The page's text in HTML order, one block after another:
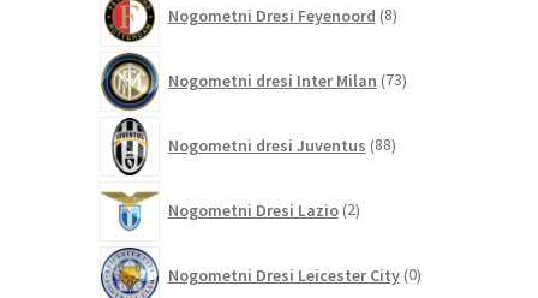
Nogometni Dresi Feyenoord 8izdelkov
Nogometni dresi Inter Milan 73izdelkov
Nogometni dresi Juventus 88izdelkov
Nogometni Dresi Lazio 2izdelka
Nogometni Dresi Leicester City 0izdelkov